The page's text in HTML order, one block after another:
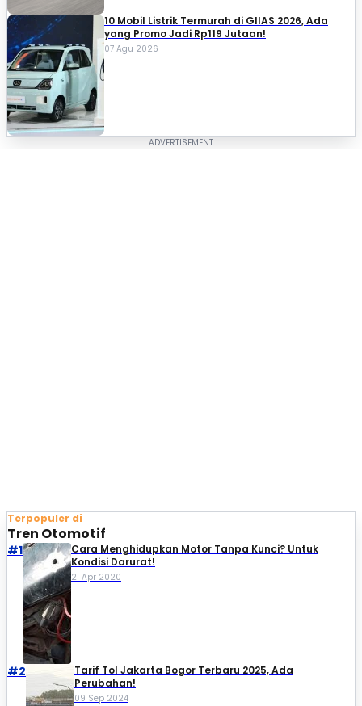
10 Mobil Listrik Termurah di GIIAS 2026, Ada
yang Promo Jadi Rp119 Jutaan!
07 Agu 2026
Terpopuler di
Tren Otomotif
#1
Cara Menghidupkan Motor Tanpa Kunci? Untuk
Kondisi Darurat!
21 Apr 2020
#2
Tarif Tol Jakarta Bogor Terbaru 2025, Ada
Perubahan!
09 Sep 2024